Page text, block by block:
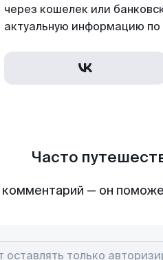
через кошелек или
актуальную информацию
Часто
— он